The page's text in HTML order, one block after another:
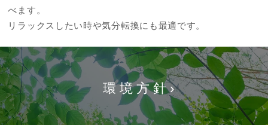
べます。
リラックスしたい時や気分転換にも最適です。
環境方針